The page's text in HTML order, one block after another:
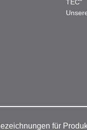
TEC"
für